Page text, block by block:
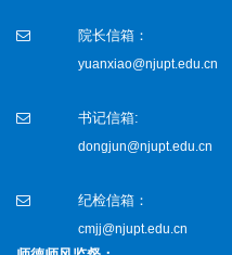
院长信箱：
yuanxiao@njupt.edu.cn
书记信箱:
dongjun@njupt.edu.cn
纪检信箱：
cmjj@njupt.edu.cn